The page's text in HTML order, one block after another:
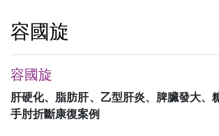
容國旋
容國旋
肝硬化、脂肪肝、乙型肝炎、脾臟發大、
手肘折斷康復案例